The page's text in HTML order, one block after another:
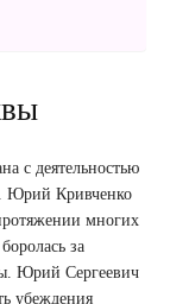
с деятельностью
Юрий Кривченко
многих
за
Юрий Сергеевич
убеждения